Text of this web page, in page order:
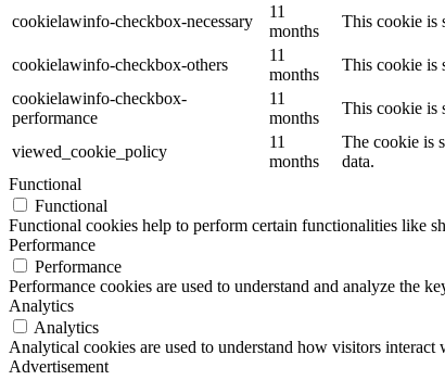
cookielawinfo-checkbox-necessary
11
months
This cookie is
cookielawinfo-checkbox-others
11
months
This cookie is
cookielawinfo-checkbox-
performance
11
months
This cookie is
viewed_cookie_policy
11
months
The cookie is
data.
Functional
Functional
Functional cookies help to perform certain functionalities like
Performance
Performance
Performance cookies are used to understand and analyze the
Analytics
Analytics
Analytical cookies are used to understand how visitors
Advertisement